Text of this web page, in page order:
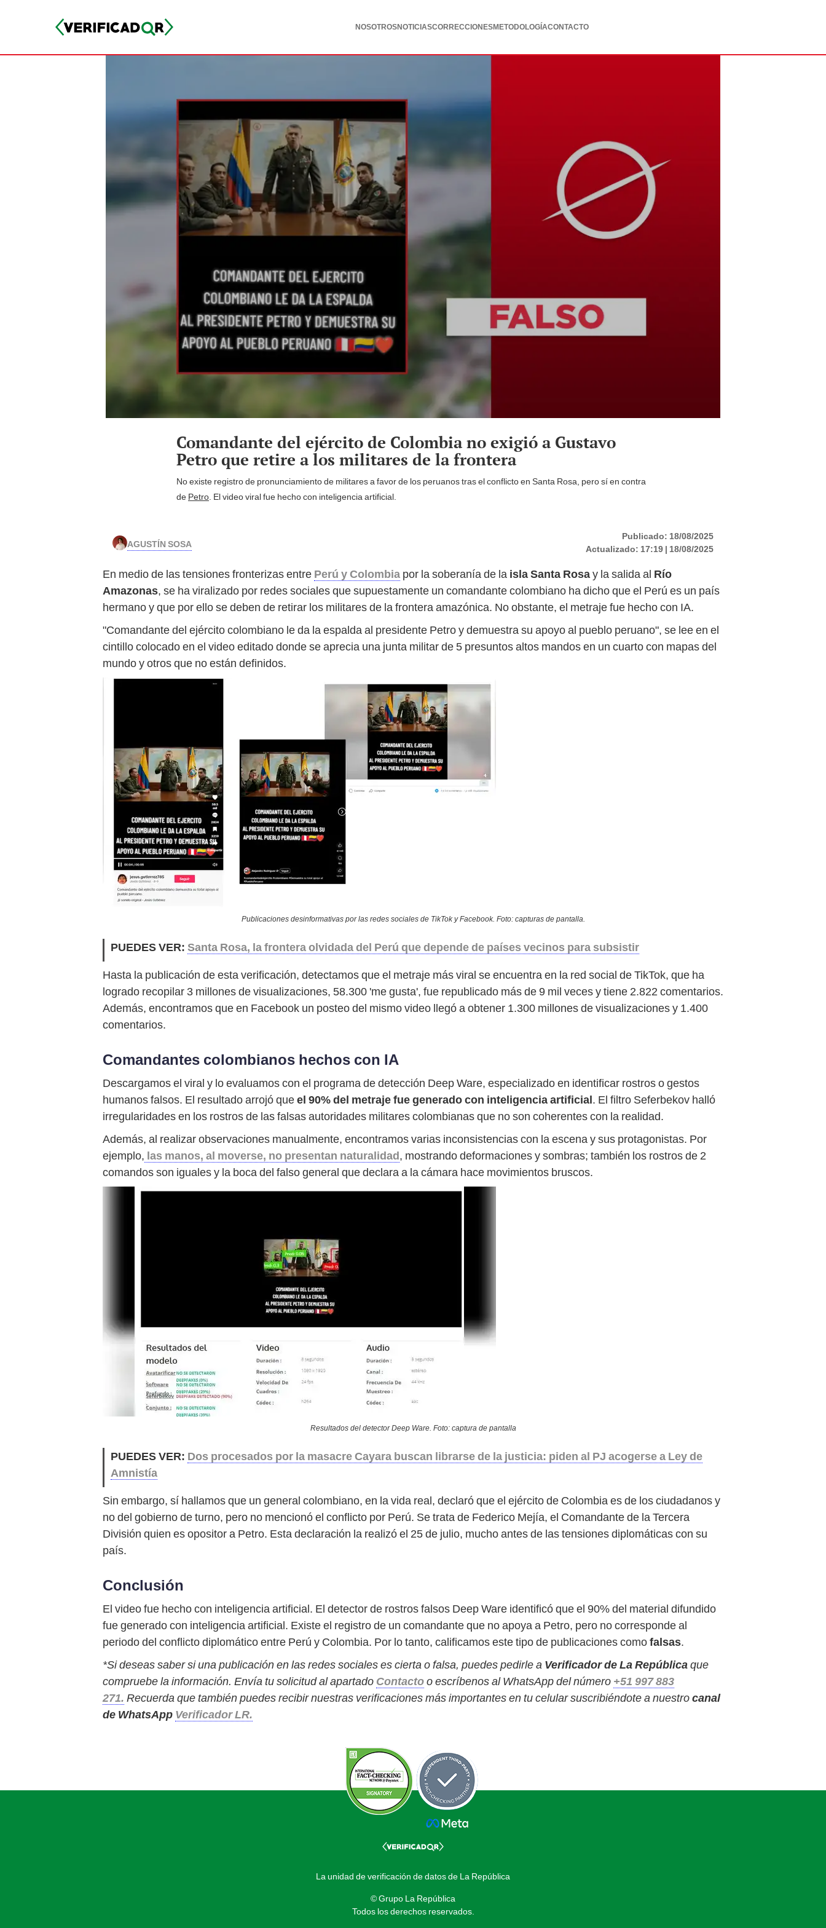
NOSOTROSNOTICIASCORRECCIONESMETODOLOGÍACONTACTO
Comandante del ejército de Colombia no exigió a Gustavo
Petro que retire a los militares de la frontera
No existe registro de pronunciamiento de militares a favor de los peruanos tras el conflicto en Santa Rosa, pero sí en contra
de Petro . El video viral fue hecho con inteligencia artificial.
AGUSTÍN SOSA Publicado: 18/08/2025
Actualizado: 17:19 | 18/08/2025
En medio de las tensiones fronterizas entre Perú y Colombia por la soberanía de la isla Santa Rosay la salida al Río
Amazonas, se ha viralizado por redes sociales que supuestamente un comandante colombiano ha dicho que el Perú es un país
hermano y que por ello se deben de retirar los militares de la frontera amazónica. No obstante, el metraje fue hecho con IA.
"Comandante del ejército colombiano le da la espalda al presidente Petro y demuestra su apoyo al pueblo peruano", se lee en el
cintillo colocado en el video editado donde se aprecia una junta militar de 5 presuntos altos mandos en un cuarto con mapas del
mundo y otros que no están definidos.
Publicaciones desinformativas por las redes sociales de TikTok y Facebook. Foto: capturas de pantalla.
PUEDES VER: Santa Rosa, la frontera olvidada del Perú que depende de países vecinos para subsistir
Hasta la publicación de esta verificación, detectamos que el metraje más viral se encuentra en la red social de TikTok, que ha
logrado recopilar 3 millones de visualizaciones, 58.300 'me gusta', fue republicado más de 9 mil veces y tiene 2.822 comentarios.
Además, encontramos que en Facebook un posteo del mismo video llegó a obtener 1.300 millones de visualizaciones y 1.400
comentarios.
Comandantes colombianos hechos con IA
Descargamos el viral y lo evaluamos con el programa de detección Deep Ware, especializado en identificar rostros o gestos
humanos falsos. El resultado arrojó queel 90% del metraje fue generado con inteligencia artificial. El filtro Seferbekov halló
irregularidades en los rostros de las falsas autoridades militares colombianas que no son coherentes con la realidad.
Además, al realizar observaciones manualmente, encontramos varias inconsistencias con la escena y sus protagonistas. Por
ejemplo, las manos, al moverse, no presentan naturalidad, mostrando deformaciones y sombras; también los rostros de 2
comandos son iguales y la boca del falso general que declara a la cámara hace movimientos bruscos.
Resultados del detector Deep Ware. Foto: captura de pantalla
PUEDES VER: Dos procesados por la masacre Cayara buscan librarse de la justicia: piden al PJ acogerse a Ley de
Amnistía
Sin embargo, sí hallamos que un general colombiano, en la vida real, declaró que el ejército de Colombia es de los ciudadanos y
no del gobierno de turno, pero no mencionó el conflicto por Perú. Se trata de Federico Mejía, el Comandante de la Tercera
División quien es opositor a Petro. Esta declaración la realizó el 25 de julio, mucho antes de las tensiones diplomáticas con su
país.
Conclusión
El video fue hecho con inteligencia artificial. El detector de rostros falsos Deep Ware identificó que el 90% del material difundido
fue generado con inteligencia artificial. Existe el registro de un comandante que no apoya a Petro, pero no corresponde al
periodo del conflicto diplomático entre Perú y Colombia. Por lo tanto, calificamos este tipo de publicaciones comofalsas.
*Si deseas saber si una publicación en las redes sociales es cierta o falsa, puedes pedirle a Verificador de La Repúblicaque
compruebe la información. Envía tu solicitud al apartado Contactoo escríbenos al WhatsApp del número +51 997 883
271. Recuerda que también puedes recibir nuestras verificaciones más importantes en tu celular suscribiéndote a nuestrocanal
de WhatsApp Verificador LR.
La unidad de verificación de datos de La República
© Grupo La República
Todos los derechos reservados.